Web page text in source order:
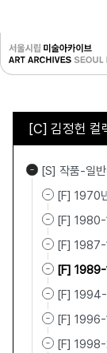
[C] 김정헌 컬
[S] 작품-일
[F] 1970
[F] 1980-
[F] 1987-
[F] 1989-
[F] 1994-
[F] 1996-
[F] 1998-